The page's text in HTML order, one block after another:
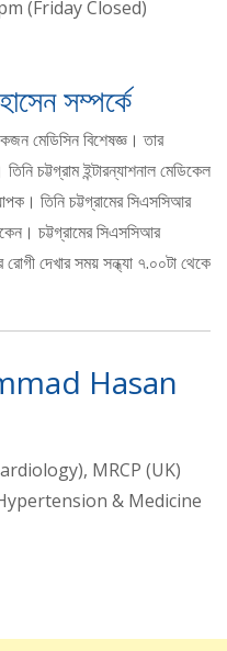
(Friday Closed)
সম্পর্কে
মেডিসিন বিশেষজ্ঞ। তার
চট্টগ্রাম ইন্টারন্যাশনাল মেডিকেল
তিনি চট্টগ্রামের সিএসসিআর
চট্টগ্রামের সিএসসিআর
দেখার সময় সন্ধ্যা ৭.০০টা থেকে
Hasan
MRCP (UK)
& Medicine